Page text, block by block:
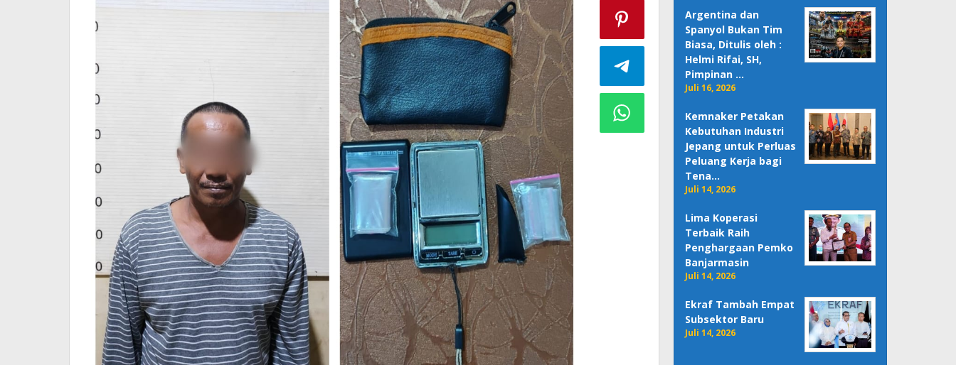
Argentina dan
Spanyol Bukan Tim
Biasa, Ditulis oleh :
Helmi Rifai, SH,
Pimpinan …
Juli 16, 2026
Kemnaker Petakan
Kebutuhan Industri
Jepang untuk Perluas
Peluang Kerja bagi
Tena…
Juli 14, 2026
Lima Koperasi
Terbaik Raih
Penghargaan Pemko
Banjarmasin
Juli 14, 2026
Ekraf Tambah Empat
Subsektor Baru
Juli 14, 2026